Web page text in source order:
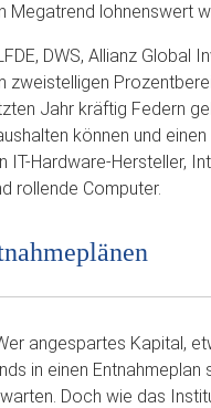
Megatrend lohnenswert
DWS, Allianz Global
Jahr kräftig Federn
können und
Hardware-Hersteller,
rollende Computer.
angespartes Kapital,
in einen
Doch wie das